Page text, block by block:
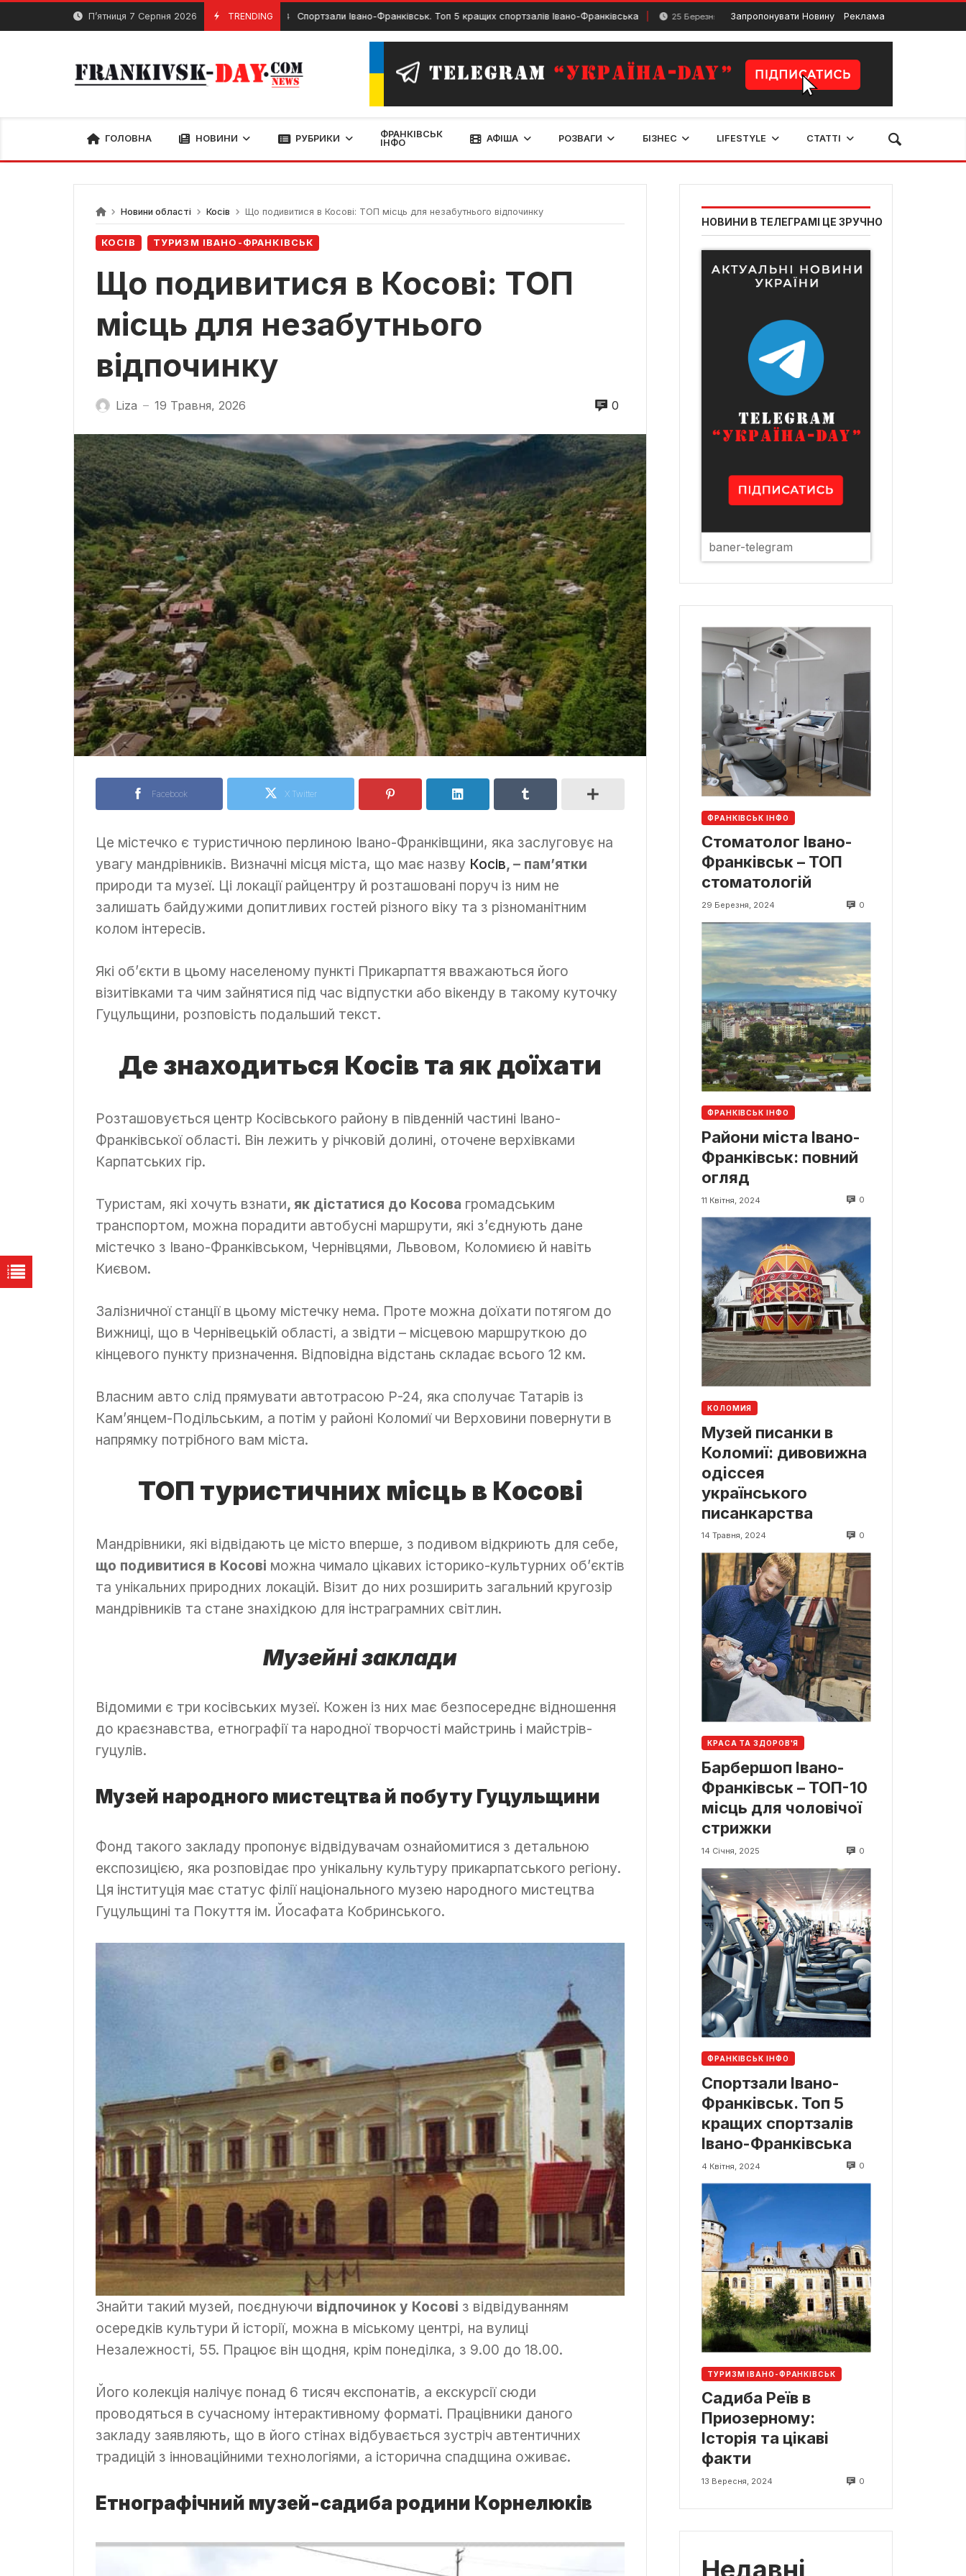
Skip
content
П’ятниця 7 Серпня 2026 TRENDING
4 Квітня, 2024 Спортзали Івано-Франківськ. Топ 5 кращих спортзалів Івано-Франківська 25 Березня, 2024 У Бурштині працюватиме виїзна мобільна
Запропонувати Новину Реклама
ГОЛОВНА НОВИНИ РУБРИКИ
ФРАНКІВСЬК
ІНФО
АФІША РОЗВАГИ БІЗНЕС LIFESTYLE СТАТТІ
Новини області Косів Що подивитися в Косові: ТОП місць для незабутнього відпочинку
КОСІВ ТУРИЗМ ІВАНО-ФРАНКІВСЬК
Що подивитися в Косові: ТОП
місць для незабутнього
відпочинку
Liza — 19 Травня, 2026 0
Facebook X Twitter
Це містечко є туристичною перлиною Івано-Франківщини, яка заслуговує на
увагу мандрівників. Визначні місця міста, що має назву Косів, – пам’ятки
природи та музеї. Ці локації райцентру й розташовані поруч із ним не
залишать байдужими допитливих гостей різного віку та з різноманітним
колом інтересів.
Які об’єкти в цьому населеному пункті Прикарпаття вважаються його
візитівками та чим зайнятися під час відпустки або вікенду в такому куточку
Гуцульщини, розповість подальший текст.
Де знаходиться Косів та як доїхати
Розташовується центр Косівського району в південній частині Івано-
Франківської області. Він лежить у річковій долині, оточене верхівками
Карпатських гір.
Туристам, які хочуть взнати, як дістатися до Косова громадським
транспортом, можна порадити автобусні маршрути, які з’єднують дане
містечко з Івано-Франківськом, Чернівцями, Львовом, Коломиєю й навіть
Києвом.
Залізничної станції в цьому містечку нема. Проте можна доїхати потягом до
Вижниці, що в Чернівецькій області, а звідти – місцевою маршруткою до
кінцевого пункту призначення. Відповідна відстань складає всього 12 км.
Власним авто слід прямувати автотрасою Р-24, яка сполучає Татарів із
Кам’янцем-Подільським, а потім у районі Коломиї чи Верховини повернути в
напрямку потрібного вам міста.
ТОП туристичних місць в Косові
Мандрівники, які відвідають це місто вперше, з подивом відкриють для себе,
що подивитися в Косові можна чимало цікавих історико-культурних об’єктів
та унікальних природних локацій. Візит до них розширить загальний кругозір
мандрівників та стане знахідкою для інстраграмних світлин.
Музейні заклади
Відомими є три косівських музеї. Кожен із них має безпосереднє відношення
до краєзнавства, етнографії та народної творчості майстринь і майстрів-
гуцулів.
Музей народного мистецтва й побуту Гуцульщини
Фонд такого закладу пропонує відвідувачам ознайомитися з детальною
експозицією, яка розповідає про унікальну культуру прикарпатського регіону.
Ця інституція має статус філії національного музею народного мистецтва
Гуцульщині та Покуття ім. Йосафата Кобринського.
Знайти такий музей, поєднуючи відпочинок у Косові з відвідуванням
осередків культури й історії, можна в міському центрі, на вулиці
Незалежності, 55. Працює він щодня, крім понеділка, з 9.00 до 18.00.
Його колекція налічує понад 6 тисяч експонатів, а екскурсії сюди
проводяться в сучасному інтерактивному форматі. Працівники даного
закладу заявляють, що в його стінах відбувається зустріч автентичних
традицій з інноваційними технологіями, а історична спадщина оживає.
Етнографічний музей-садиба родини Корнелюків
НОВИНИ В ТЕЛЕГРАМІ ЦЕ ЗРУЧНО
baner-telegram
ФРАНКІВСЬК ІНФО
Стоматолог Івано-
Франківськ – ТОП
стоматологій
29 Березня, 2024 0
ФРАНКІВСЬК ІНФО
Райони міста Івано-
Франківськ: повний
огляд
11 Квітня, 2024 0
КОЛОМИЯ
Музей писанки в
Коломиї: дивовижна
одіссея
українського
писанкарства
14 Травня, 2024 0
КРАСА ТА ЗДОРОВ'Я
Барбершоп Івано-
Франківськ – ТОП-10
місць для чоловічої
стрижки
14 Січня, 2025 0
ФРАНКІВСЬК ІНФО
Спортзали Івано-
Франківськ. Топ 5
кращих спортзалів
Івано-Франківська
4 Квітня, 2024 0
ТУРИЗМ ІВАНО-ФРАНКІВСЬК
Садиба Реїв в
Приозерному:
Історія та цікаві
факти
13 Вересня, 2024 0